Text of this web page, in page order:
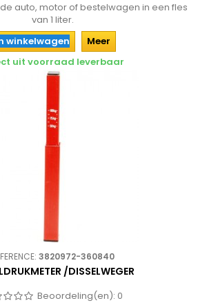
auto, motor of bestelwagen in een fles
van 1 liter.
winkelwagen
Meer
uit voorraad leverbaar
3820972-360840
/DISSELWEGER
Beoordeling(en): 0